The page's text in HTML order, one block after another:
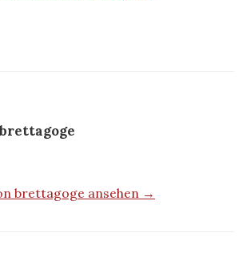
brettagoge
brettagoge ansehen →